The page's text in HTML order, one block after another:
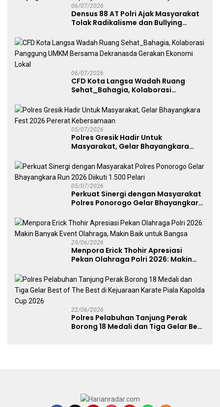
06/07/2026
Densus 88 AT Polri Ajak Masyarakat
Tolak Radikalisme dan Bullying
Free Day Makassar
06/07/2026
CFD Kota Langsa Wadah Ruang
Sehat_Bahagia, Kolaborasi
Dekranasda Gerakan Ekonomi Lokal
05/07/2026
Polres Gresik Hadir Untuk
Masyarakat, Gelar Bhayangkara
05/07/2026
Perkuat Sinergi dengan Masyarakat
Polres Ponorogo Gelar Bhayangkara
29/06/2026
Menpora Erick Thohir Apresiasi
Pekan Olahraga Polri 2026: Makin
untuk Bangsa
22/06/2026
Polres Pelabuhan Tanjung Perak
Borong 18 Medali dan Tiga Gelar Best